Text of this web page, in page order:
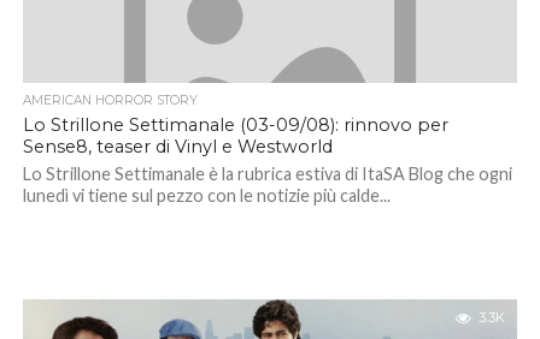
AMERICAN HORROR STORY
Lo Strillone Settimanale (03-09/08): rinnovo per
Sense8, teaser di Vinyl e Westworld
Lo Strillone Settimanale è la rubrica estiva di ItaSA Blog che ogni
lunedì vi tiene sul pezzo con le notizie più calde...
3.3K